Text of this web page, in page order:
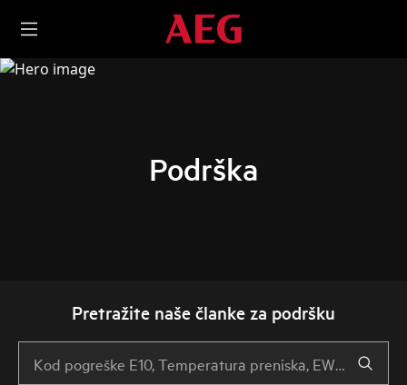
Podrška
Pretražite naše članke za podršku